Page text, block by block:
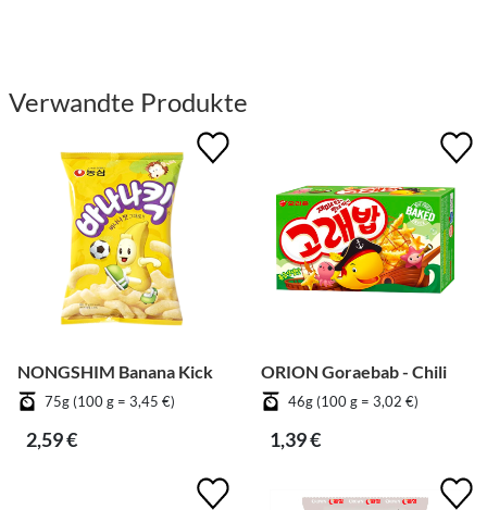
Verwandte Produkte
NONGSHIM Banana Kick
75g (100 g = 3,45 €)
2,59 €
ORION Goraebab - Chili
46g (100 g = 3,02 €)
1,39 €